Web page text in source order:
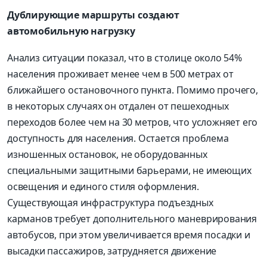
Дублирующие маршруты создают
автомобильную нагрузку
Анализ ситуации показал, что в столице около 54%
населения проживает менее чем в 500 метрах от
ближайшего остановочного пункта. Помимо прочего,
в некоторых случаях он отдален от пешеходных
переходов более чем на 30 метров, что усложняет его
доступность для населения. Остается проблема
изношенных остановок, не оборудованных
специальными защитными барьерами, не имеющих
освещения и единого стиля оформления.
Существующая инфраструктура подъездных
карманов требует дополнительного маневрирования
автобусов, при этом увеличивается время посадки и
высадки пассажиров, затрудняется движение